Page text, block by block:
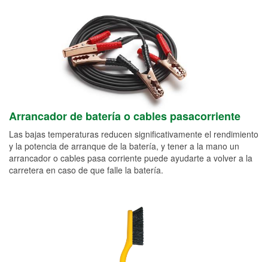
Arrancador de batería o cables pasacorriente
Las bajas temperaturas reducen significativamente el rendimiento
y la potencia de arranque de la batería, y tener a la mano un
arrancador o cables pasa corriente puede ayudarte a volver a la
carretera en caso de que falle la batería.